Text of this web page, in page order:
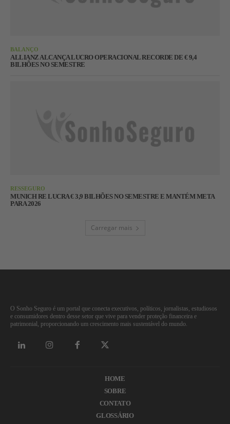
BALANÇO
ALLIANZ ALCANÇA LUCRO OPERACIONAL RECORDE DE € 9,4
BILHÕES NO SEMESTRE
RESSEGURO
MUNICH RE LUCRA € 3,9 BILHÕES NO SEMESTRE E MANTÉM META
PARA 2026
Carregar mais
O Sonho Seguro é um portal que conecta executivos, políticos, jornalistas, estudiosos
e consumidores dentro desse setor que vive para vender proteção financeira e
patrimonial, proporcionando um crescimento mais sustentável do mundo.
HOME
SOBRE
CONTATO
GLOSSÁRIO